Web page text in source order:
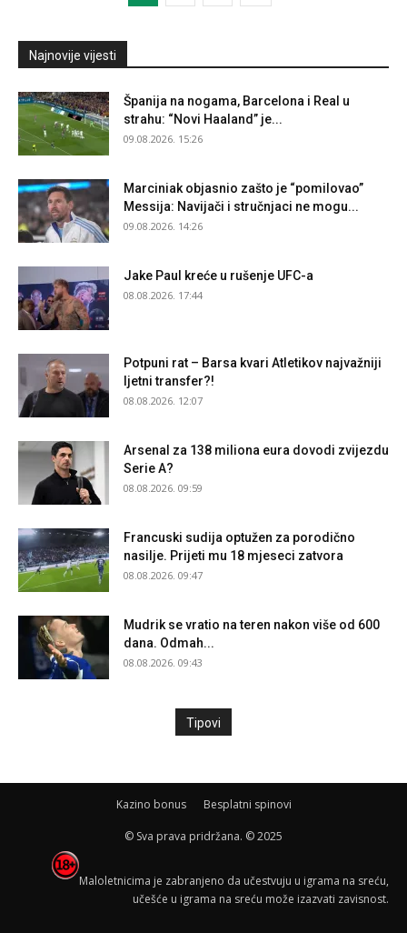
Najnovije vijesti
Španija na nogama, Barcelona i Real u
strahu: “Novi Haaland” je...
09.08.2026. 15:26
Marciniak objasnio zašto je “pomilovao”
Messija: Navijači i stručnjaci ne mogu...
09.08.2026. 14:26
Jake Paul kreće u rušenje UFC-a
08.08.2026. 17:44
Potpuni rat – Barsa kvari Atletikov najvažniji
ljetni transfer?!
08.08.2026. 12:07
Arsenal za 138 miliona eura dovodi zvijezdu
Serie A?
08.08.2026. 09:59
Francuski sudija optužen za porodično
nasilje. Prijeti mu 18 mjeseci zatvora
08.08.2026. 09:47
Mudrik se vratio na teren nakon više od 600
dana. Odmah...
08.08.2026. 09:43
Tipovi
Kazino bonus Besplatni spinovi
© Sva prava pridržana. © 2025
Maloletnicima je zabranjeno da učestvuju u igrama na sreću,
učešće u igrama na sreću može izazvati zavisnost.